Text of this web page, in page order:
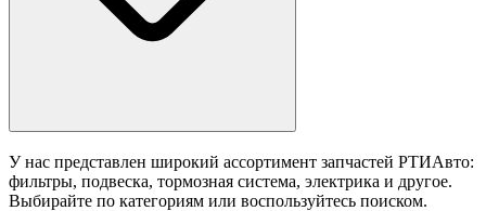
У нас представлен широкий ассортимент запчастей РТИАвто:
фильтры, подвеска, тормозная система, электрика и другое.
Выбирайте по категориям или воспользуйтесь поиском.